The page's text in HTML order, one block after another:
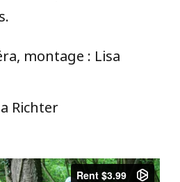
montage : Lisa
Richter